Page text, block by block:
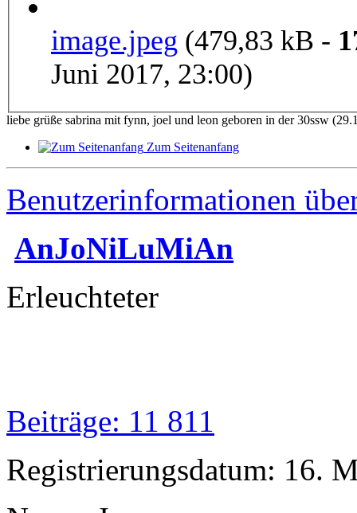
image.jpeg (479,83 kB -
Juni 2017, 23:00)
liebe grüße sabrina mit fynn, joel und leon geboren in der 30ssw
Zum Seitenanfang
Benutzerinformationen
AnJoNiLuMiAn
Erleuchteter
Beiträge: 11 811
Registrierungsdatum: 16.